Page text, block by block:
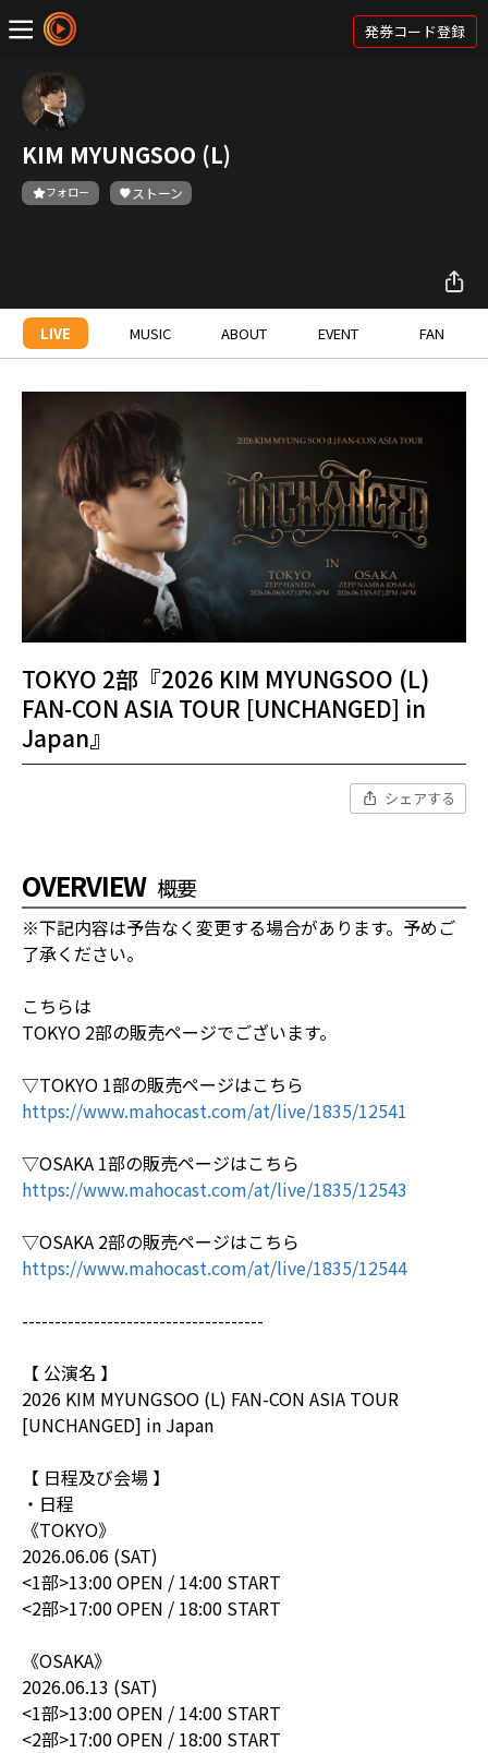
発券コード登録
KIM MYUNGSOO (L)
フォロー ストーン
LIVE MUSIC ABOUT EVENT FAN
TOKYO 2部『2026 KIM MYUNGSOO (L)
FAN-CON ASIA TOUR [UNCHANGED] in
Japan』
シェアする
OVERVIEW 概要
※下記内容は予告なく変更する場合があります。予めご
了承ください。
こちらは
TOKYO 2部の販売ページでございます。
▽TOKYO 1部の販売ページはこちら
https://www.mahocast.com/at/live/1835/12541
▽OSAKA 1部の販売ページはこちら
https://www.mahocast.com/at/live/1835/12543
▽OSAKA 2部の販売ページはこちら
https://www.mahocast.com/at/live/1835/12544
-------------------------------------
【 公演名 】
2026 KIM MYUNGSOO (L) FAN-CON ASIA TOUR
[UNCHANGED] in Japan
【 日程及び会場 】
・日程
《TOKYO》
2026.06.06 (SAT)
<1部>13:00 OPEN / 14:00 START
<2部>17:00 OPEN / 18:00 START
《OSAKA》
2026.06.13 (SAT)
<1部>13:00 OPEN / 14:00 START
<2部>17:00 OPEN / 18:00 START